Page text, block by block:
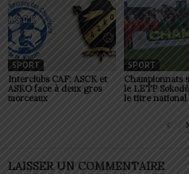
SPORT
Interclubs CAF: ASCK et
ASKO face à deux gros
morceaux
SPORT
Championnats
le LETP
le titre national
LAISSER UN COMMENTAIRE